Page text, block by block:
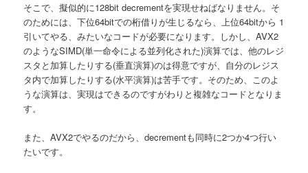
そこで、擬似的に128bit decrementを実現せねばなりません。そ
のためには、下位64bitでの桁借りが生じるなら、上位64bitから 1
引いてやる、みたいなコードが必要になります。しかし、AVX2
のようなSIMD(単一命令による並列化された)演算では、他のレジ
スタと加算したりする(垂直演算)のは得意ですが、自分のレジス
タ内で加算したりする(水平演算)は苦手です。そのため、このよ
うな演算は、実現はできるのですがわりと複雑なコードとなりま
す。
また、AVX2でやるのだから、decrementも同時に2つか4つ行い
たいです。